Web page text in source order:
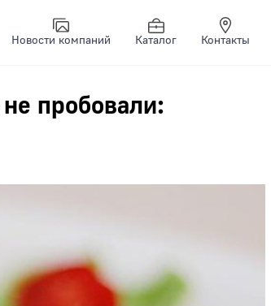
Новости компаний Каталог Контакты
пробовали: